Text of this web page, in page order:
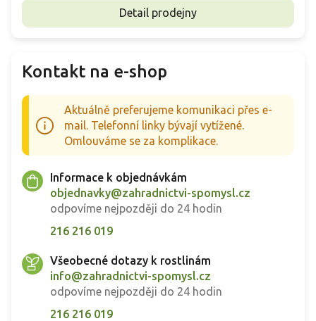
Detail prodejny
Kontakt na e-shop
Aktuálně preferujeme komunikaci přes e-
mail. Telefonní linky bývají vytížené.
Omlouváme se za komplikace.
Informace k objednávkám
objednavky@zahradnictvi-spomysl.cz
odpovíme nejpozději do 24 hodin
216 216 019
Všeobecné dotazy k rostlinám
info@zahradnictvi-spomysl.cz
odpovíme nejpozději do 24 hodin
216 216 019